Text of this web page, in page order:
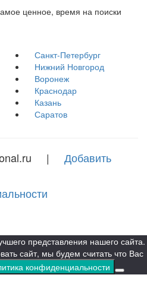
ценное, время на поиски
Санкт-Петербург
Нижний Новгород
Воронеж
Краснодар
Казань
Саратов
| Добавить
представления нашего сайта.
сайт, мы будем считать что Вас
конфиденциальности